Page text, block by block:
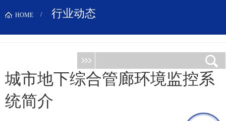
HOME 行业动态
城市地下综合管廊环境监控系
统简介